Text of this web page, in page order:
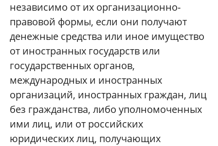
независимо от их организационно-
правовой формы, если они получают
денежные средства или иное имущество
от иностранных государств или
государственных органов,
международных и иностранных
организаций, иностранных граждан, лиц
без гражданства, либо уполномоченных
ими лиц, или от российских
юридических лиц, получающих